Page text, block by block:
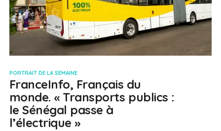
PORTRAIT DE LA SEMAINE
FranceInfo, Français du
monde. « Transports publics :
le Sénégal passe à
l’électrique »